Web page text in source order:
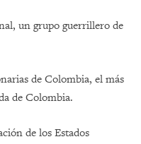
un grupo guerrillero de
de Colombia, el más
de Colombia.
de los Estados